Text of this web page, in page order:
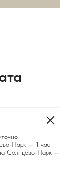
Парк — 1 час
Солнцево-Парк —